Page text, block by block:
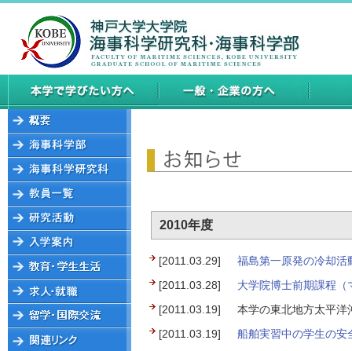
2010年度
[2011.03.29]
福島第一原発の冷却活
[2011.03.28]
大学院博士前期課程
[2011.03.19]
本学の東北地方太平洋
[2011.03.19]
船舶実習中の学生の安